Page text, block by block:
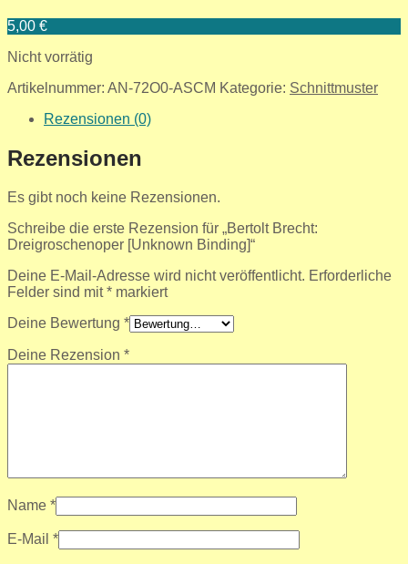
5,00 €
Nicht vorrätig
Artikelnummer: AN-72O0-ASCM Kategorie: Schnittmuster
Rezensionen (0)
Rezensionen
Es gibt noch keine Rezensionen.
Schreibe die erste Rezension für „Bertolt Brecht:
Dreigroschenoper [Unknown Binding]“
Deine E-Mail-Adresse wird nicht veröffentlicht. Erforderliche
Felder sind mit* markiert
Deine Bewertung *
Deine Rezension *
Name *
E-Mail *